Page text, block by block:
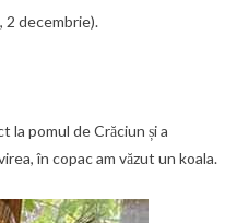
2 decembrie).
la pomul de Crăciun și a
în copac am văzut un koala.